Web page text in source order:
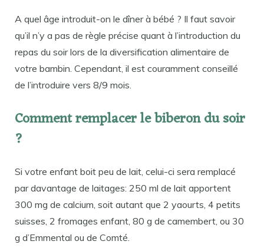
A quel âge introduit-on le dîner à bébé ? Il faut savoir
qu’il n’y a pas de règle précise quant à l’introduction du
repas du soir lors de la diversification alimentaire de
votre bambin. Cependant, il est couramment conseillé
de l’introduire vers 8/9 mois.
Comment remplacer le biberon du soir
?
Si votre enfant boit peu de lait, celui-ci sera remplacé
par davantage de laitages: 250 ml de lait apportent
300 mg de calcium, soit autant que 2 yaourts, 4 petits
suisses, 2 fromages enfant, 80 g de camembert, ou 30
g d’Emmental ou de Comté.